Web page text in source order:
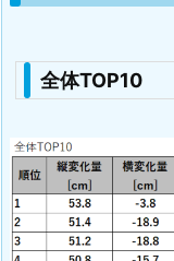
全体TOP10